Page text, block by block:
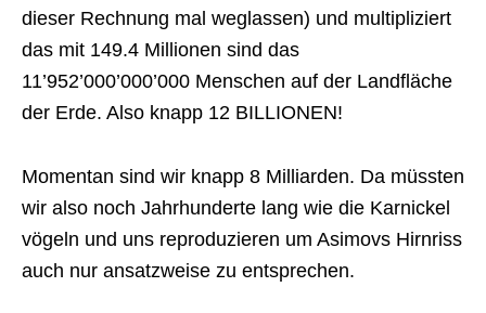
dieser Rechnung mal weglassen) und multipliziert
das mit 149.4 Millionen sind das
11’952’000’000’000 Menschen auf der Landfläche
der Erde. Also knapp 12 BILLIONEN!
Momentan sind wir knapp 8 Milliarden. Da müssten
wir also noch Jahrhunderte lang wie die Karnickel
vögeln und uns reproduzieren um Asimovs Hirnriss
auch nur ansatzweise zu entsprechen.